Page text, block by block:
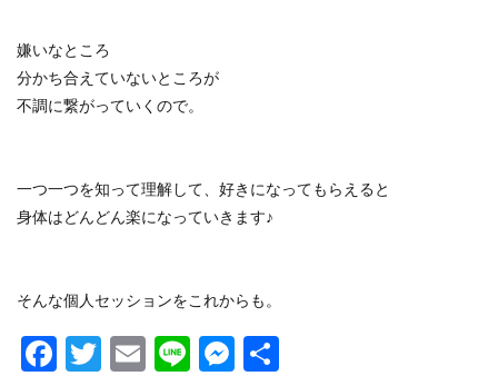
嫌いなところ
分かち合えていないところが
不調に繋がっていくので。
一つ一つを知って理解して、好きになってもらえると
身体はどんどん楽になっていきます♪
そんな個人セッションをこれからも。
F
T
E
Li M